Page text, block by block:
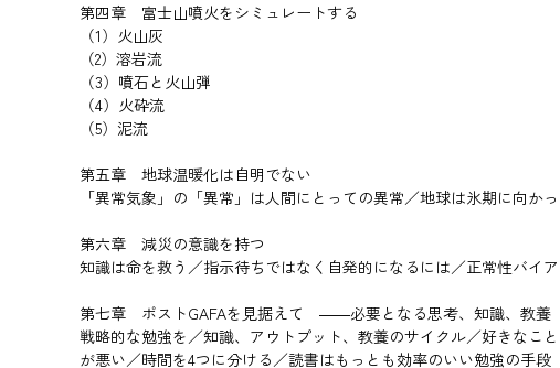
第四章 富士山噴火をシミュレートする
（1）火山灰
（2）溶岩流
（3）噴石と火山弾
（4）火砕流
（5）泥流
第五章 地球温暖化は自明でない
「異常気象」の「異常」は人間にとっての異常／地球は氷期に向
第六章 減災の意識を持つ
知識は命を救う／指示待ちではなく自発的になるには／正常性バイ
第七章 ポストGAFAを見据えて ――必要となる思考、知識、教養
戦略的な勉強を／知識、アウトプット、教養のサイクル／好きなこ
が悪い／時間を4つに分ける／読書はもっとも効率のいい勉強の手段